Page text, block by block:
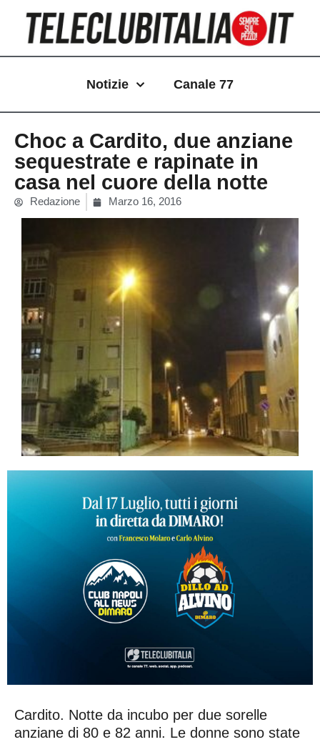
contenuto
Notizie Canale 77
Choc a Cardito, due anziane
sequestrate e rapinate in
casa nel cuore della notte
Redazione Marzo 16, 2016
Cardito. Notte da incubo per due sorelle
anziane di 80 e 82 anni. Le donne sono state